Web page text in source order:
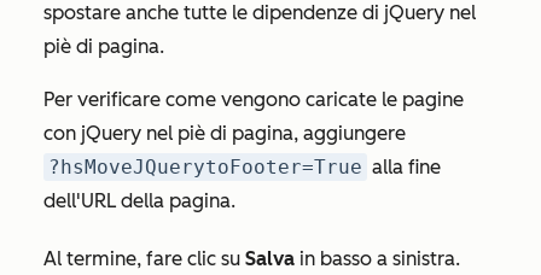
spostare anche tutte le dipendenze di jQuery nel
piè di pagina.
Per verificare come vengono caricate le pagine
con jQuery nel piè di pagina, aggiungere
?hsMoveJQuerytoFooter=True alla fine
dell'URL della pagina.
Al termine, fare clic su Salva in basso a sinistra.